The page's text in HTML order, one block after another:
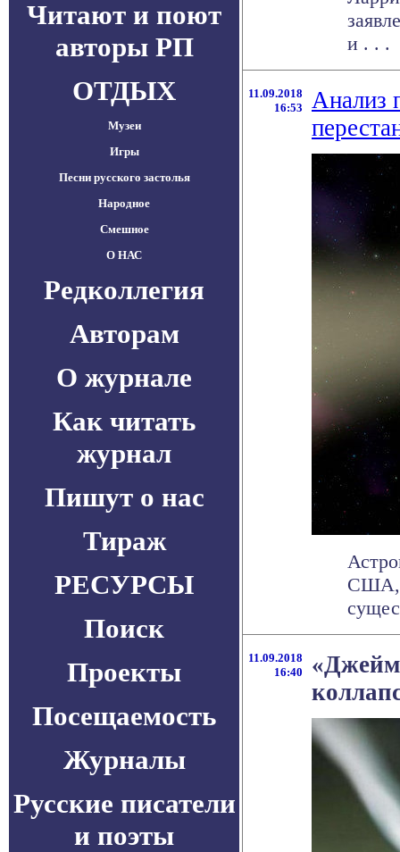
Читают и поют
авторы РП
ОТДЫХ
Музеи
Игры
Песни русского застолья
Народное
Смешное
О НАС
Редколлегия
Авторам
О журнале
Как читать
журнал
Пишут о нас
Тираж
РЕСУРСЫ
Поиск
Проекты
Посещаемость
Журналы
Русские писатели
и поэты
и . . .
11.09.2018
16:53
Анализ
США,
11.09.2018
16:40